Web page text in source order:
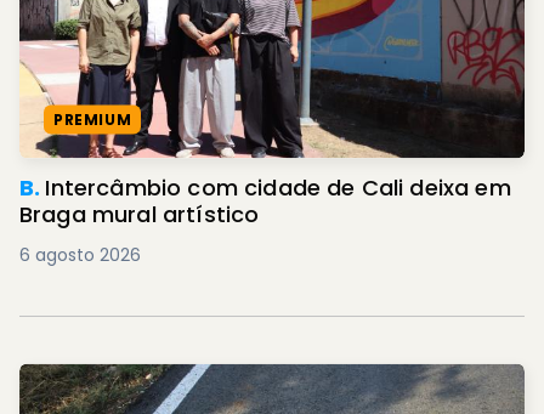
PREMIUM
B. Intercâmbio com cidade de Cali deixa em
Braga mural artístico
6 agosto 2026